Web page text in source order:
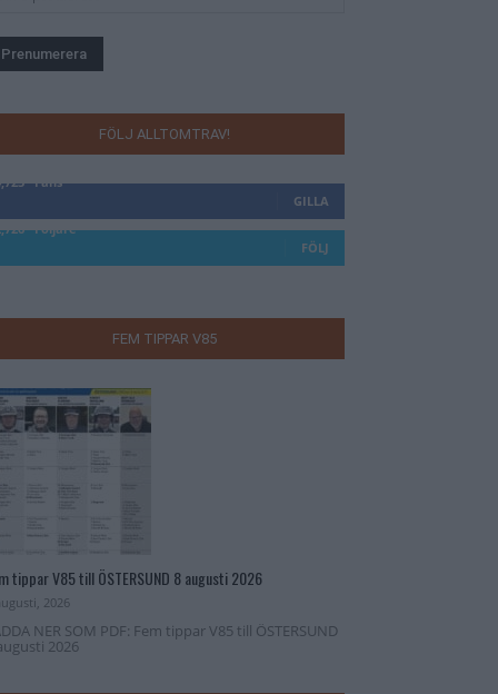
FÖLJ ALLTOMTRAV!
Fans
GILLA
Följare
FÖLJ
FEM TIPPAR V85
tippar V85 till ÖSTERSUND 8 augusti 2026
2026
NER SOM PDF: Fem tippar V85 till ÖSTERSUND
2026